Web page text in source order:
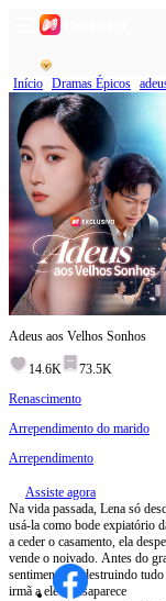
Início Dramas Épicos
Adeus aos Velhos Sonhos
14.6K
73.5K
Renascimento
Arrependimento do marido
Arrependimento
Assiste agora
Na vida passada, Lena só
usá-la como bode expiatório
a ceder o casamento, ela
vende o noivado. Antes do
sentimentos e destruindo
irmã a ele e desaparece